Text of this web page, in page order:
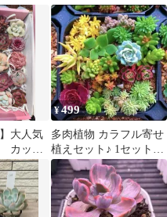
大人気
カット
四種郵
肉植物
ベリア
¥499
多肉植物 カラフル寄せ
植えセット♪ 1セット
499円！2セットで899
円！！ ②